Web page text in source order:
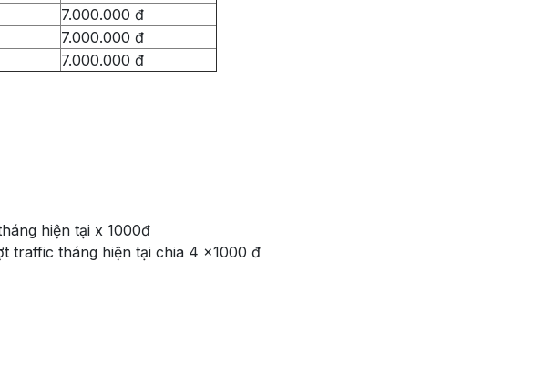
7.000.000 đ
7.000.000 đ
7.000.000 đ
hiện tại x 1000đ
traffic tháng hiện tại chia 4 x1000 đ